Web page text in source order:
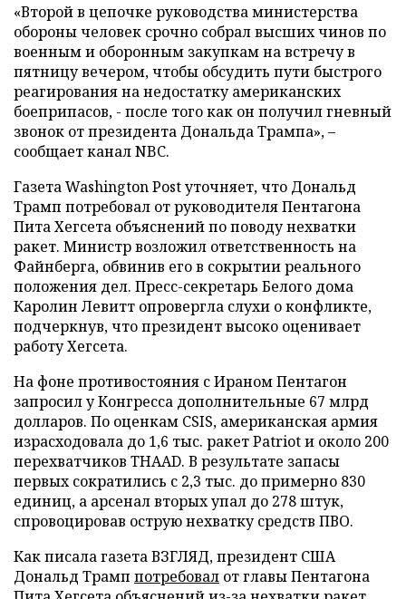
«Второй в цепочке руководства министерства
обороны человек срочно собрал высших чинов по
военным и оборонным закупкам на встречу в
пятницу вечером, чтобы обсудить пути быстрого
реагирования на недостатку американских
боеприпасов, - после того как он получил гневный
звонок от президента Дональда Трампа», –
сообщает канал NBC.
Газета Washington Post уточняет, что Дональд
Трамп потребовал от руководителя Пентагона
Пита Хегсета объяснений по поводу нехватки
ракет. Министр возложил ответственность на
Файнберга, обвинив его в сокрытии реального
положения дел. Пресс-секретарь Белого дома
Каролин Левитт опровергла слухи о конфликте,
подчеркнув, что президент высоко оценивает
работу Хегсета.
На фоне противостояния с Ираном Пентагон
запросил у Конгресса дополнительные 67 млрд
долларов. По оценкам CSIS, американская армия
израсходовала до 1,6 тыс. ракет Patriot и около 200
перехватчиков THAAD. В результате запасы
первых сократились с 2,3 тыс. до примерно 830
единиц, а арсенал вторых упал до 278 штук,
спровоцировав острую нехватку средств ПВО.
Как писала газета ВЗГЛЯД, президент США
Дональд Трамп потребовал от главы Пентагона